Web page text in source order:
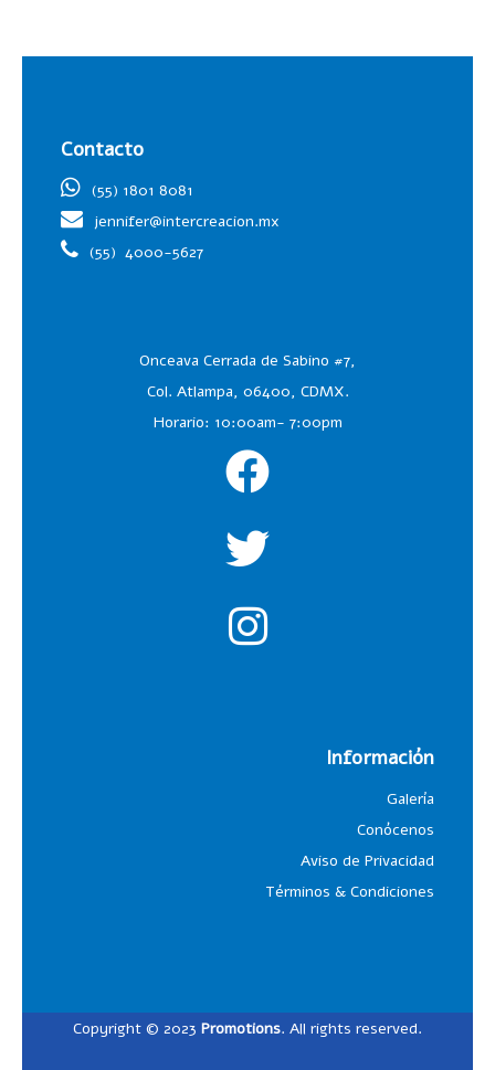
Contacto
(55) 1801 8081
jennifer@intercreacion.mx
(55) 4000-5627
Onceava Cerrada de Sabino #7,
Col. Atlampa, 06400, CDMX.
Horario: 10:00am- 7:00pm
Información
Galería
Conócenos
Aviso de Privacidad
Términos & Condiciones
Copyright © 2023 Promotions. All rights reserved.